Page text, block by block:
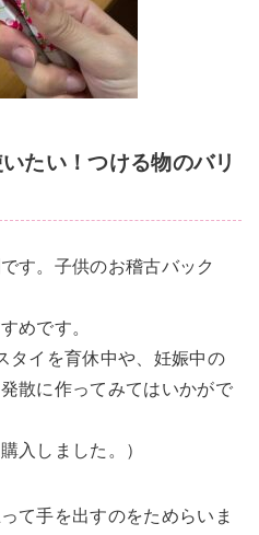
たい！つける物のバリ
す。子供のお稽古バック
めです。
タイを育休中や、妊娠中の
散に作ってみてはいかがで
入しました。）
て手を出すのをためらいま